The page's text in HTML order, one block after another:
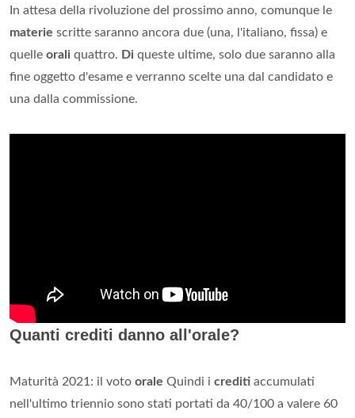
In attesa della rivoluzione del prossimo anno, comunque le
materie scritte saranno ancora due (una, l'italiano, fissa) e
quelle orali quattro. Di queste ultime, solo due saranno alla
fine oggetto d'esame e verranno scelte una dal candidato e
una dalla commissione.
Quanti crediti danno all'orale?
Maturità 2021: il voto orale Quindi i crediti accumulati
nell'ultimo triennio sono stati portati da 40/100 a valere 60